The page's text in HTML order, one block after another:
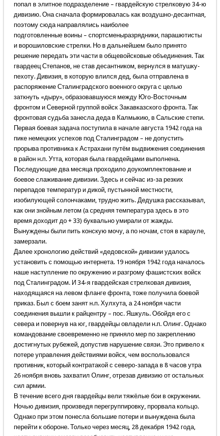
попал в элитное подразделение – гвардейскую стрелковую 34-ю
дивизию. Она сначала формировалась как воздушно-десантная,
поэтому сюда направлялись наиболее
подготовленные воины – спортсменыразрядники, парашютисты
и ворошиловские стрелки. Но в дальнейшем было принято
решение передать эти части в общевойсковые объединения. Так
гвардеец Степанов, не став десантником, вернулся в матушку-
пехоту. Дивизия, в которую влился дед, была отправлена в
распоряжение Сталинградского военного округа с целью
заткнуть «дыру», образовавшуюся между Юго-Восточным
фронтом и Северной группой войск Закавказского фронта. Так
фронтовая судьба занесла деда в Калмыкию, в Сальские степи.
Первая боевая задача поступила в начале августа 1942 года на
пике немецких успехов под Сталинградом – не допустить
прорыва противника к Астрахани путём выдвижения соединения
в район н.п. Утта, которая была гвардейцами выполнена.
Последующие два месяца проходило доукомплектование и
боевое слаживание дивизии. Здесь и сейчас из-за резких
перепадов температур и дикой, пустынной местности,
изобилующей солончаками, трудно жить. Дедушка рассказывал,
как они знойным летом (а средняя температура здесь в это
время доходит до + 33) буквально умирали от жажды.
Вынуждены были пить конскую мочу, а по ночам, стоя в карауле,
замерзали.
Далее хронологию действий «дедовской» дивизии удалось
установить с помощью интернета. 19 ноября 1942 года началось
наше наступление по окружению и разгрому фашистских войск
под Сталинградом. И 34-я гвардейская стрелковая дивизия,
находящаяся на левом фланге фронта, тоже получила боевой
приказ. Был с боем занят н.п. Хулхута, а 24 ноября части
соединения вышли к райцентру – пос. Яшкуль. Обойдя его с
севера и повернув на юг, гвардейцы овладели н.п. Олинг. Однако
командование своевременно не приняло мер по закреплению
достигнутых рубежей, допустив нарушение связи. Это привело к
потере управления действиями войск, чем воспользовался
противник, который контратакой с северо-запада в 8 часов утра
26 ноября вновь захватил Олинг, отрезав дивизию от остальных
сил армии.
В течение всего дня гвардейцы вели тяжёлые бои в окружении.
Ночью дивизия, произведя перегруппировку, прорвала кольцо.
Однако при этом понесла большие потери и вынуждена была
перейти к обороне. Только через месяц, 28 декабря 1942 года,